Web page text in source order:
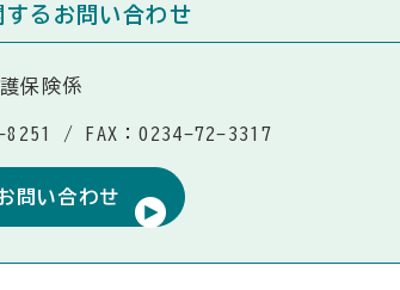
するお問い合わせ
保険係
8251 / FAX：0234-72-3317
問い合わせ